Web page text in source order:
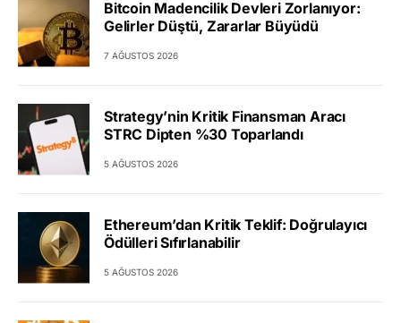
Bitcoin Madencilik Devleri Zorlanıyor:
Gelirler Düştü, Zararlar Büyüdü
7 AĞUSTOS 2026
Strategy’nin Kritik Finansman Aracı
STRC Dipten %30 Toparlandı
5 AĞUSTOS 2026
Ethereum’dan Kritik Teklif: Doğrulayıcı
Ödülleri Sıfırlanabilir
5 AĞUSTOS 2026